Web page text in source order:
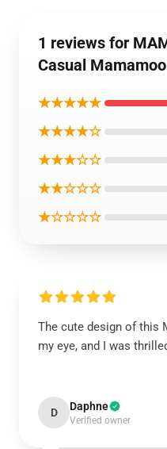
1 reviews for
Casual
★★★★★
★★★★☆
★★★☆☆
★★☆☆☆
★☆☆☆☆
The cute design of this
my eye, and I was
D Daphne
Verified owner